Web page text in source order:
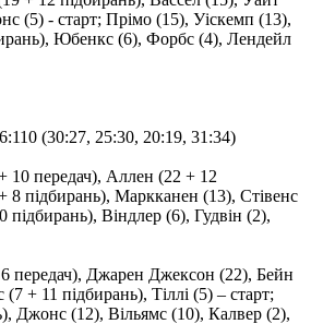
(5) - старт; Прімо (15), Уіскемп (13),
Юбенкс (6), Форбс (4), Лендейл
(30:27, 25:30, 20:19, 31:34)
10 передач), Аллен (22 + 12
8 підбирань), Маркканен (13), Стівенс
підбирань), Віндлер (6), Гудвін (2),
передач), Джарен Джексон (22), Бейн
+ 11 підбирань), Тіллі (5) – старт;
Джонс (12), Вільямс (10), Калвер (2),